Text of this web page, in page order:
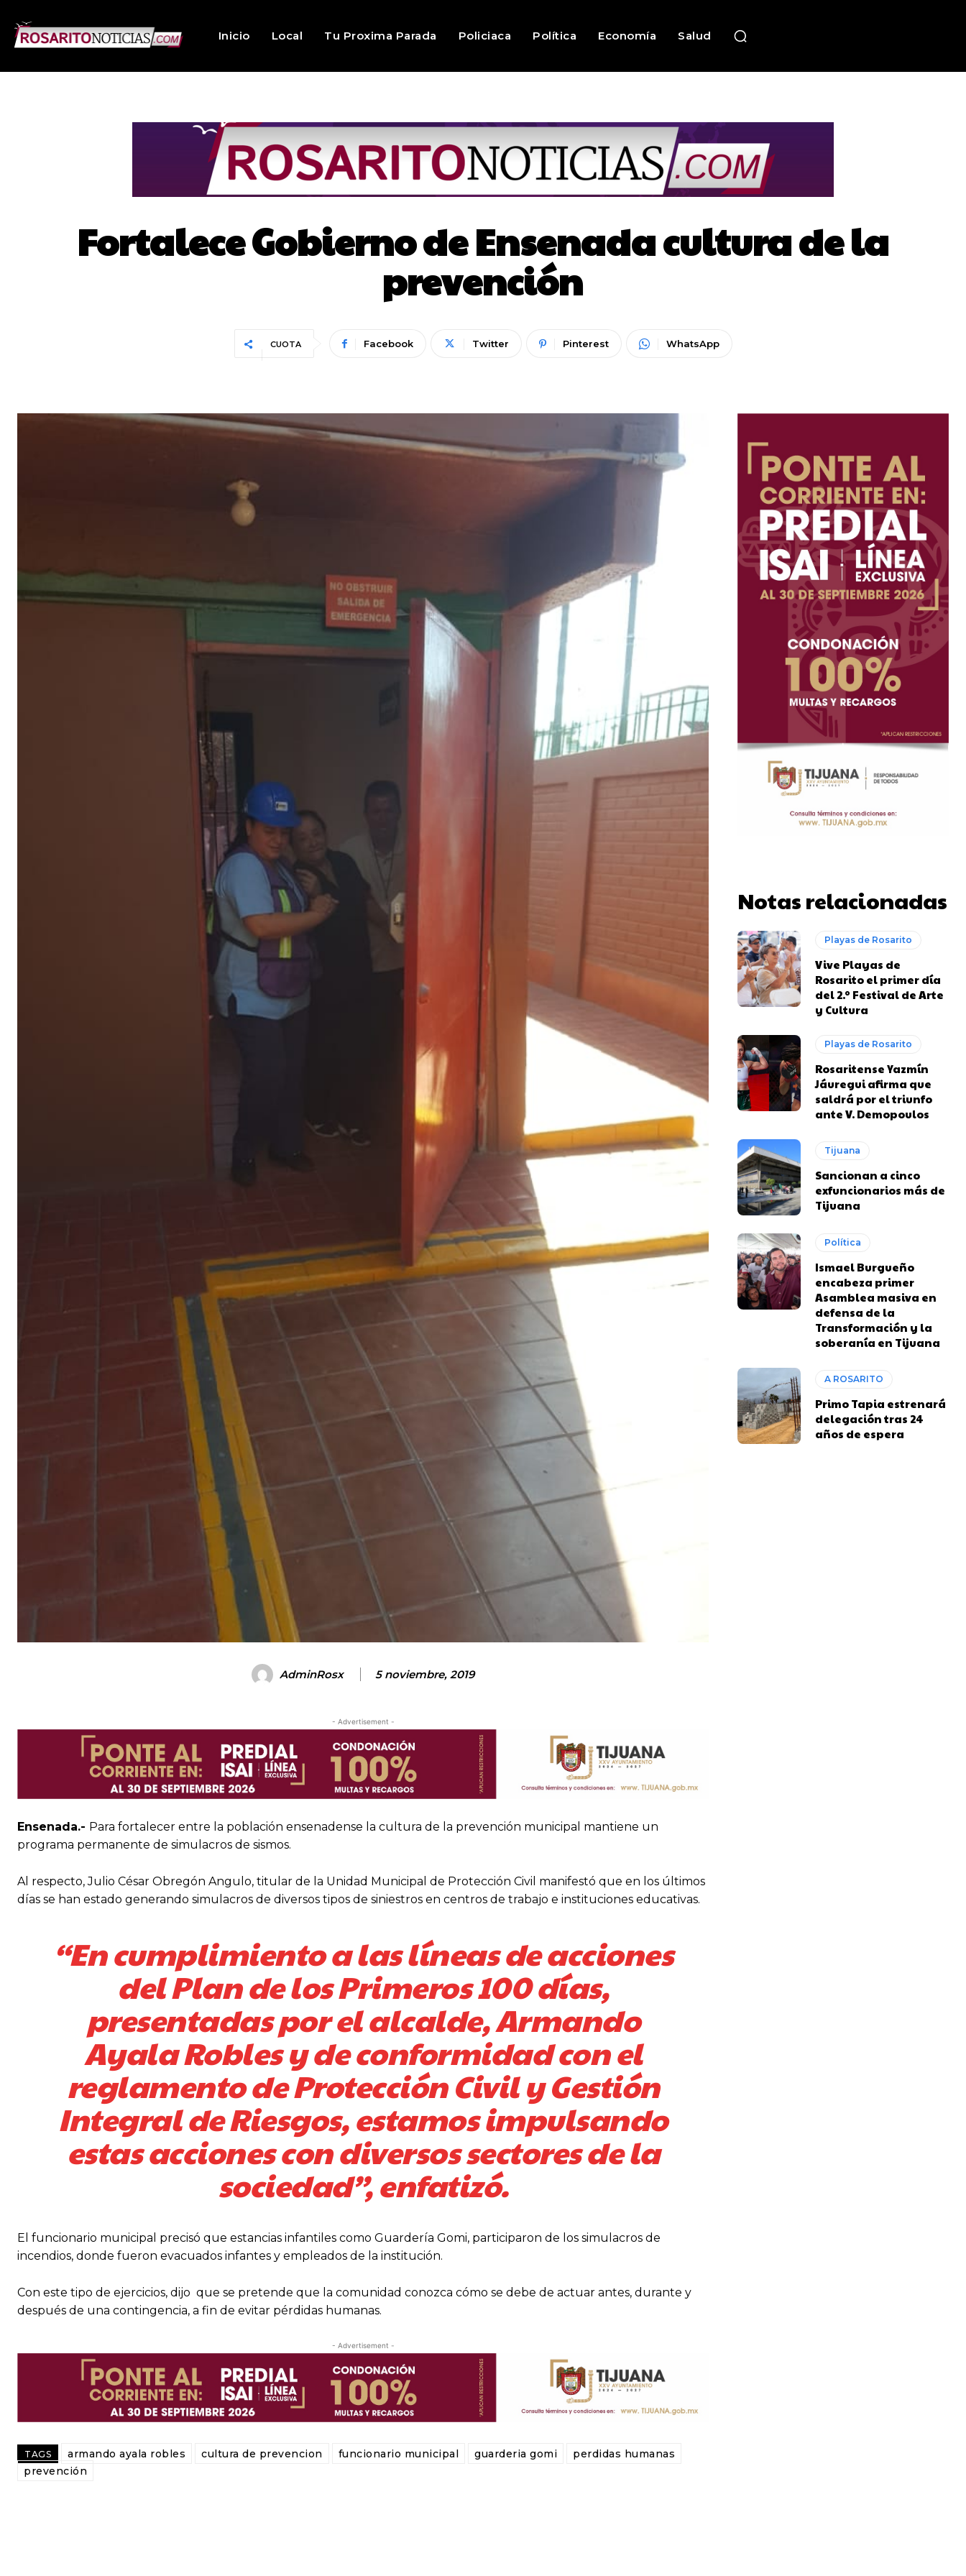
Inicio Local Tu Proxima Parada Policiaca Política Economía Salud
Fortalece Gobierno de Ensenada cultura de la
prevención
CUOTA Facebook Twitter Pinterest WhatsApp
AdminRosx 5 noviembre, 2019
- Advertisement -
Ensenada.- Para fortalecer entre la población ensenadense la cultura de la prevención municipal mantiene un
programa permanente de simulacros de sismos.
Al respecto, Julio César Obregón Angulo, titular de la Unidad Municipal de Protección Civil manifestó que en los últimos
días se han estado generando simulacros de diversos tipos de siniestros en centros de trabajo e instituciones educativas.
“En cumplimiento a las líneas de acciones
del Plan de los Primeros 100 días,
presentadas por el alcalde, Armando
Ayala Robles y de conformidad con el
reglamento de Protección Civil y Gestión
Integral de Riesgos, estamos impulsando
estas acciones con diversos sectores de la
sociedad”, enfatizó.
El funcionario municipal precisó que estancias infantiles como Guardería Gomi, participaron de los simulacros de
incendios, donde fueron evacuados infantes y empleados de la institución.
Con este tipo de ejercicios, dijo que se pretende que la comunidad conozca cómo se debe de actuar antes, durante y
después de una contingencia, a fin de evitar pérdidas humanas.
- Advertisement -
TAGS armando ayala robles cultura de prevencion funcionario municipal guarderia gomi
perdidas humanas
prevención
Notas relacionadas
Playas de Rosarito
Vive Playas de
Rosarito el primer día
del 2.º Festival de Arte
y Cultura
Playas de Rosarito
Rosaritense Yazmín
Jáuregui afirma que
saldrá por el triunfo
ante V. Demopoulos
Tijuana
Sancionan a cinco
exfuncionarios más de
Tijuana
Política
Ismael Burgueño
encabeza primer
Asamblea masiva en
defensa de la
Transformación y la
soberanía en Tijuana
A ROSARITO
Primo Tapia estrenará
delegación tras 24
años de espera